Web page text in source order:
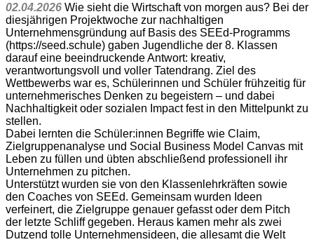
02.04.2026 Wie sieht die Wirtschaft von morgen aus? Bei der
diesjährigen Projektwoche zur nachhaltigen
Unternehmensgründung auf Basis des SEEd-Programms
(https://seed.schule) gaben Jugendliche der 8. Klassen
darauf eine beeindruckende Antwort: kreativ,
verantwortungsvoll und voller Tatendrang. Ziel des
Wettbewerbs war es, Schülerinnen und Schüler frühzeitig für
unternehmerisches Denken zu begeistern – und dabei
Nachhaltigkeit oder sozialen Impact fest in den Mittelpunkt zu
stellen.
Dabei lernten die Schüler:innen Begriffe wie Claim,
Zielgruppenanalyse und Social Business Model Canvas mit
Leben zu füllen und übten abschließend professionell ihr
Unternehmen zu pitchen.
Unterstützt wurden sie von den Klassenlehrkräften sowie
den Coaches von SEEd. Gemeinsam wurden Ideen
verfeinert, die Zielgruppe genauer gefasst oder dem Pitch
der letzte Schliff gegeben. Heraus kamen mehr als zwei
Dutzend tolle Unternehmensideen, die allesamt die Welt